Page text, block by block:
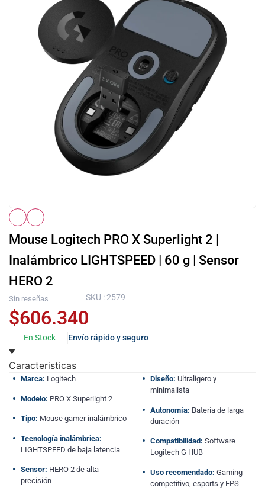
Mouse Logitech PRO X Superlight 2 |
Inalámbrico LIGHTSPEED | 60 g | Sensor
HERO 2
Sin reseñas SKU : 2579
$606.340
En Stock Envío rápido y seguro
Caracteristicas
Marca: Logitech
Modelo: PRO X Superlight 2
Tipo: Mouse gamer inalámbrico
Tecnología inalámbrica:
LIGHTSPEED de baja latencia
Sensor: HERO 2 de alta
precisión
Diseño: Ultraligero y
minimalista
Autonomía: Batería de larga
duración
Compatibilidad: Software
Logitech G HUB
Uso recomendado: Gaming
competitivo, esports y FPS